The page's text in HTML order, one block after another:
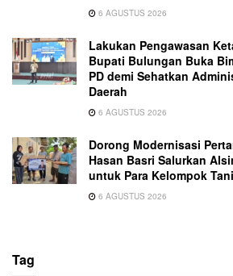
6 AGUSTUS 2026
Lakukan Pengawasan
Bupati Bulungan Buka
PD demi Sehatkan
Daerah
6 AGUSTUS 2026
Dorong Modernisasi
Hasan Basri Salurkan
untuk Para Kelompok
6 AGUSTUS 2026
Tag